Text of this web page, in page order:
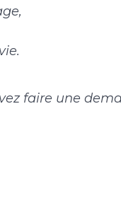
faire une